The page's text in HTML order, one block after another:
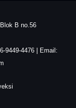
B no.56
9449-4476 | Email: